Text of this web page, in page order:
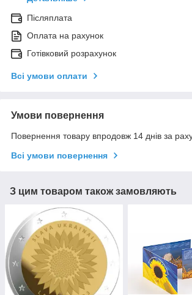
Післяплата
Оплата на рахунок
Готівковий розрахунок
Всі умови оплати
Умови повернення
Повернення товару впродовж 14 днів за
Всі умови повернення
З цим товаром також замовляють